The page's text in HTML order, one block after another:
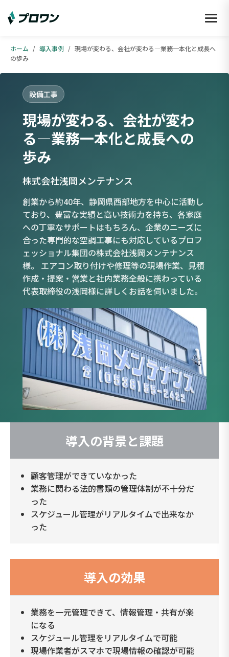
ホーム / 導入事例 / 現場が変わる、会社が変わる―業務一本化と成長へ
の歩み
設備工事
現場が変わる、会社が変わ
る―業務一本化と成長への
歩み
株式会社浅岡メンテナンス
創業から約40年、静岡県西部地方を中心に活動し
ており、豊富な実績と高い技術力を持ち、各家庭
への丁寧なサポートはもちろん、企業のニーズに
合った専門的な空調工事にも対応しているプロフ
ェッショナル集団の株式会社浅岡メンテナンス
様。 エアコン取り付けや修理等の現場作業、見積
作成・提案・営業と社内業務全般に携わっている
代表取締役の浅岡様に詳しくお話を伺いました。
導入の背景と課題
顧客管理ができていなかった
業務に関わる法的書類の管理体制が不十分だ
った
スケジュール管理がリアルタイムで出来なか
った
導入の効果
業務を一元管理できて、情報管理・共有が楽
になる
スケジュール管理をリアルタイムで可能
現場作業者がスマホで現場情報の確認が可能